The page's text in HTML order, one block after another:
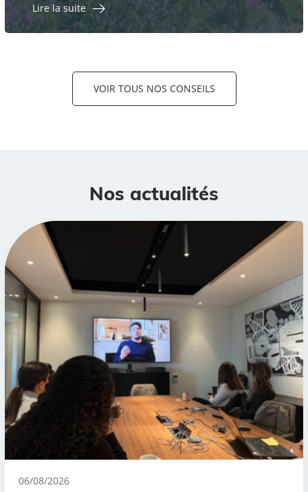
Lire la suite
VOIR TOUS NOS CONSEILS
Nos actualités
06/08/2026